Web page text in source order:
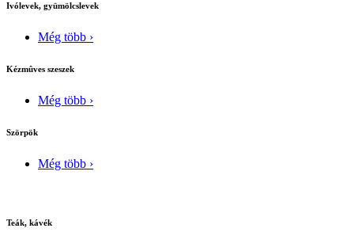
Ivólevek, gyümölcslevek
Még több ›
Kézmûves szeszek
Még több ›
Szörpök
Még több ›
Teák, kávék